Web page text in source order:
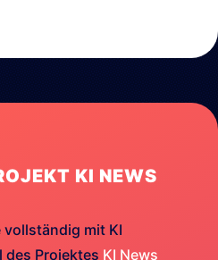
KI NEWS
mit KI
des Projektes KI News